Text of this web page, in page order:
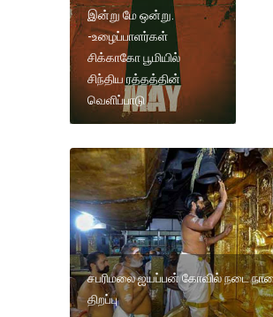
இன்று மே ஒன்று.
-உழைப்பாளர்கள்
சிக்காகோ பூமியில்
சிந்திய ரத்தத்தின்
வெளிப்பாடு
சபரிமலை ஐயப்பன் கோவில் நடை
திறப்பு